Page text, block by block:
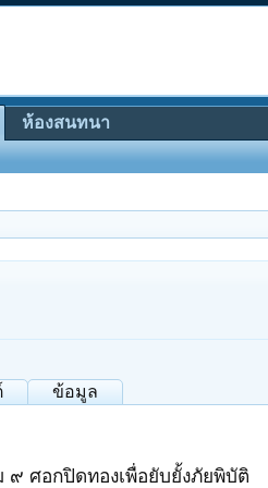
ข้อมูล
ศอกปิดทองเพื่อยับยั้งภัยพิบัติ
ห้องสนทนา